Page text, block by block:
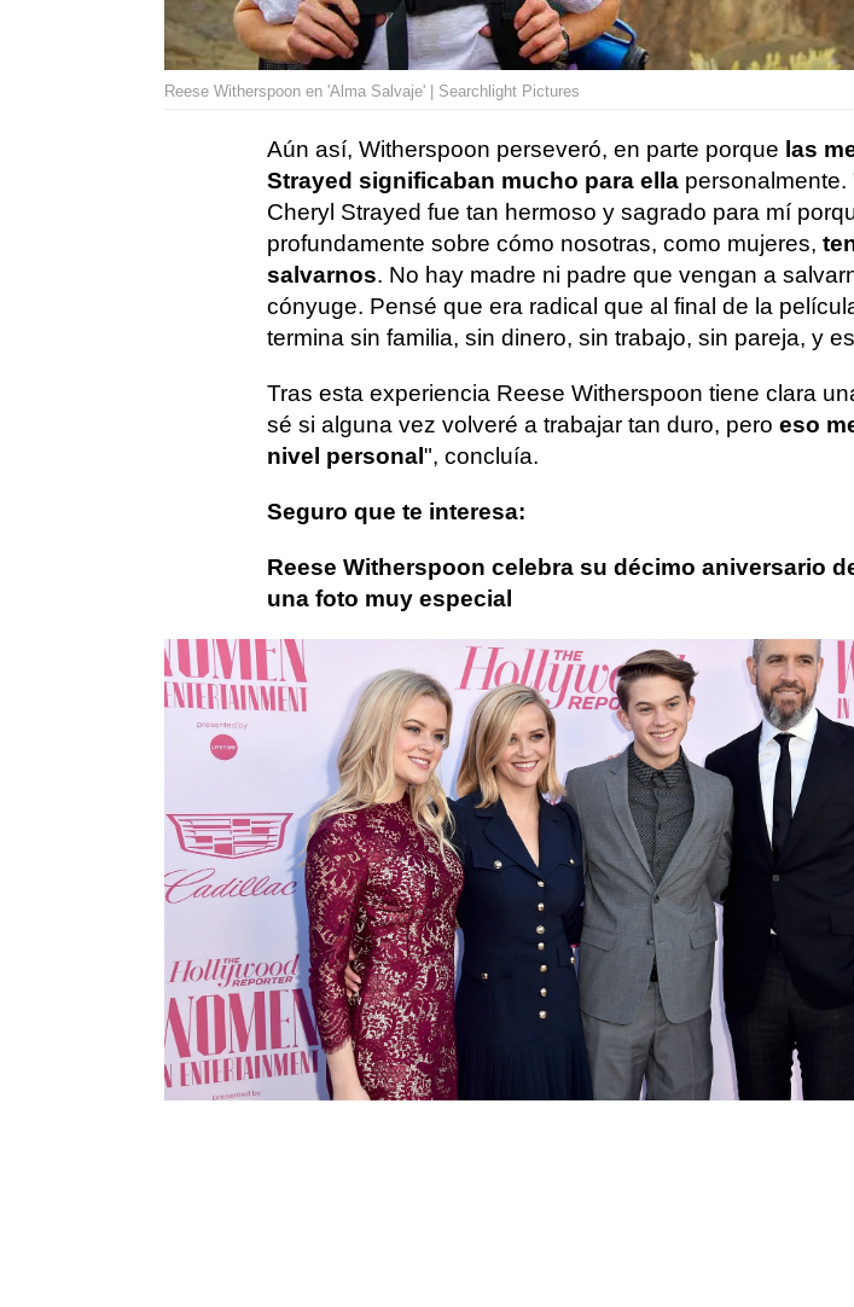
Reese Witherspoon en 'Alma Salvaje' | Searchlight Pictures
Aún así, Witherspoon perseveró, en parte porque las
Strayed significaban mucho para ella personalmente.
Cheryl Strayed fue tan hermoso y sagrado para mí
profundamente sobre cómo nosotras, como mujeres,
salvarnos. No hay madre ni padre que vengan a
cónyuge. Pensé que era radical que al final de la
termina sin familia, sin dinero, sin trabajo, sin pareja, y
Tras esta experiencia Reese Witherspoon tiene clara
sé si alguna vez volveré a trabajar tan duro, pero eso
nivel personal", concluía.
Seguro que te interesa:
Reese Witherspoon celebra su décimo aniversario
una foto muy especial
Reese Witherspoon Entrevista